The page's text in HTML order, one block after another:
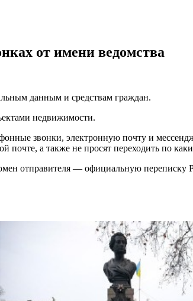
от имени ведомства
данным и средствам граждан.
недвижимости.
звонки, электронную почту и
а также не просят переходить по
отправителя — официальную переписку